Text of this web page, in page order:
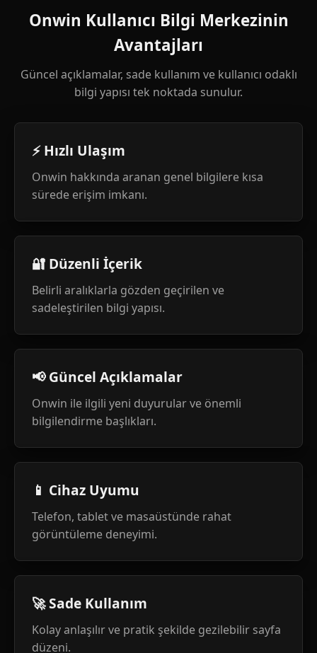
Onwin Kullanıcı Bilgi Merkezinin
Avantajları
Güncel açıklamalar, sade kullanım ve kullanıcı odaklı
bilgi yapısı tek noktada sunulur.
⚡ Hızlı Ulaşım
Onwin hakkında aranan genel bilgilere kısa
sürede erişim imkanı.
🔐 Düzenli İçerik
Belirli aralıklarla gözden geçirilen ve
sadeleştirilen bilgi yapısı.
📢 Güncel Açıklamalar
Onwin ile ilgili yeni duyurular ve önemli
bilgilendirme başlıkları.
📱 Cihaz Uyumu
Telefon, tablet ve masaüstünde rahat
görüntüleme deneyimi.
🚀 Sade Kullanım
Kolay anlaşılır ve pratik şekilde gezilebilir sayfa
düzeni.